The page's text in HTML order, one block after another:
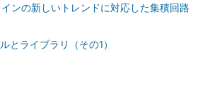
ンの新しいトレンドに対応した集積回路
とライブラリ（その1）